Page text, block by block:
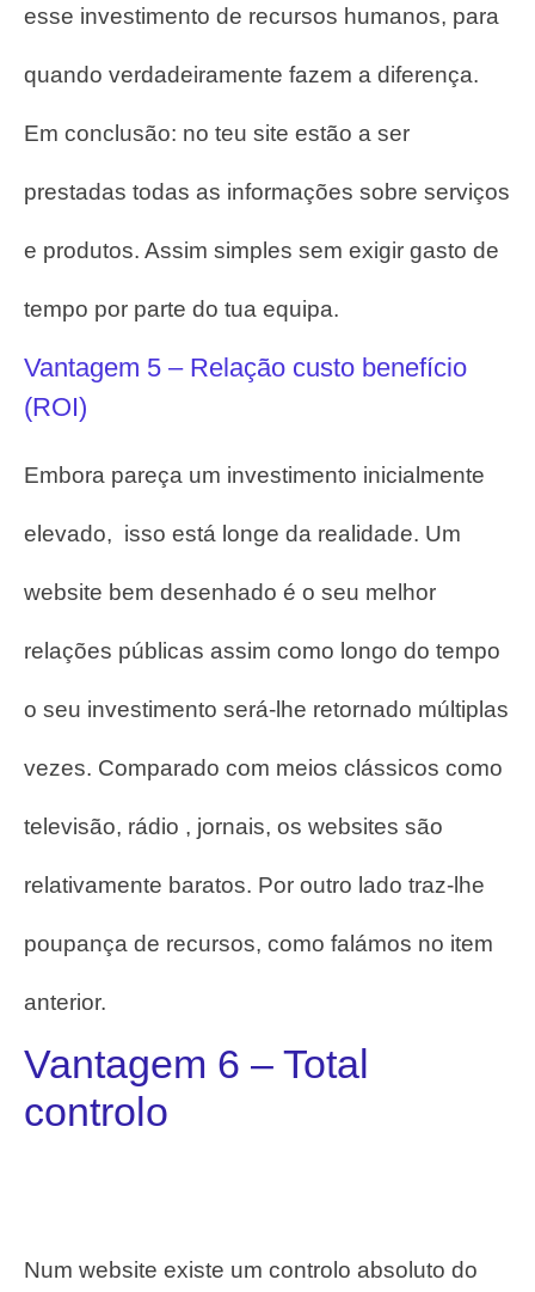
esse investimento de recursos humanos, para
quando verdadeiramente fazem a diferença.
Em conclusão: no teu site estão a ser
prestadas todas as informações sobre serviços
e produtos. Assim simples sem exigir gasto de
tempo por parte do tua equipa.
Vantagem 5 – Relação custo benefício
(ROI)
Embora pareça um investimento inicialmente
elevado, isso está longe da realidade. Um
website bem desenhado é o seu melhor
relações públicas assim como longo do tempo
o seu investimento será-lhe retornado múltiplas
vezes. Comparado com meios clássicos como
televisão, rádio , jornais, os websites são
relativamente baratos. Por outro lado traz-lhe
poupança de recursos, como falámos no item
anterior.
Vantagem 6 – Total
controlo
Num website existe um controlo absoluto do